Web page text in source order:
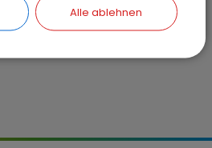
Alle ablehnen